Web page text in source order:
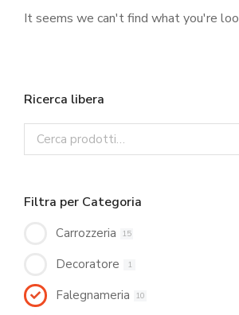
It seems we can't find what you're
Ricerca libera
Filtra per Categoria
Carrozzeria 15
Decoratore 1
Falegnameria 10